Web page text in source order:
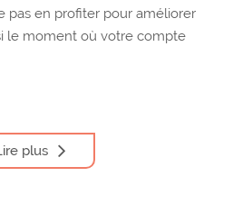
pas en profiter pour améliorer
le moment où votre compte
plus